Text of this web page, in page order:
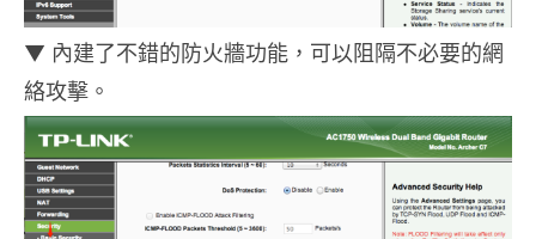
▼ 內建了不錯的防火牆功能，可以阻隔不必要的網
絡攻擊。